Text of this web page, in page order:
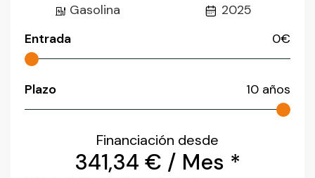
Gasolina
2025
Entrada
0€
Plazo 10 años
Financiación desde
341,34 € / Mes *